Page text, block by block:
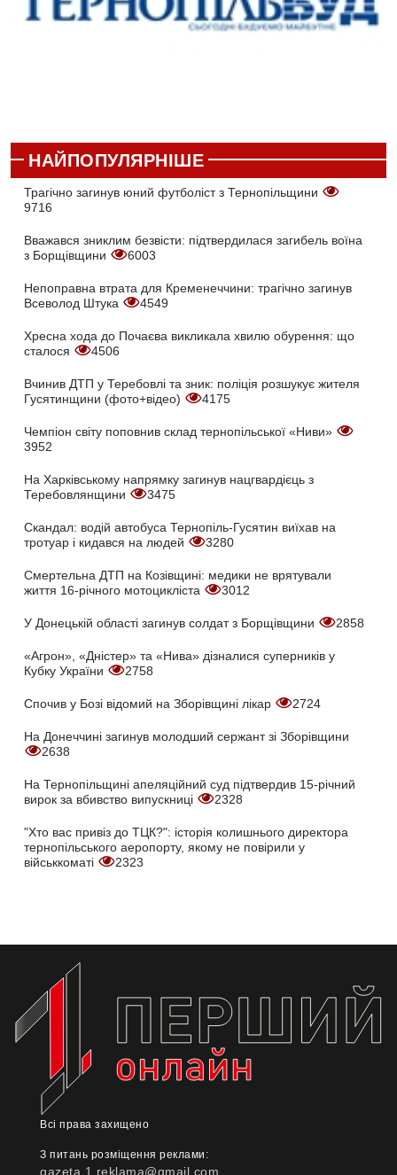
НАЙПОПУЛЯРНІШЕ
Трагічно загинув юний футболіст з Тернопільщини
9716
Вважався зниклим безвісти: підтвердилася загибель воїна
з Борщівщини
6003
Непоправна втрата для Кременеччини: трагічно загинув
Всеволод Штука
4549
Хресна хода до Почаєва викликала хвилю обурення: що
сталося
4506
Вчинив ДТП у Теребовлі та зник: поліція розшукує жителя
Гусятинщини (фото+відео)
4175
Чемпіон світу поповнив склад тернопільської «Ниви»
3952
На Харківському напрямку загинув нацгвардієць з
Теребовлянщини
3475
Скандал: водій автобуса Тернопіль-Гусятин виїхав на
тротуар і кидався на людей
3280
Смертельна ДТП на Козівщині: медики не врятували
життя 16-річного мотоцикліста
3012
У Донецькій області загинув солдат з Борщівщини 2858
«Агрон», «Дністер» та «Нива» дізналися суперників у
Кубку України
2758
Спочив у Бозі відомий на Зборівщині лікар 2724
На Донеччині загинув молодший сержант зі Зборівщини
2638
На Тернопільщині апеляційний суд підтвердив 15-річний
вирок за вбивство випускниці
2328
"Хто вас привіз до ТЦК?": історія колишнього директора
тернопільського аеропорту, якому не повірили у
військкоматі
2323
Всі права захищено
З питань розміщення реклами:
gazeta.1.reklama@gmail.com